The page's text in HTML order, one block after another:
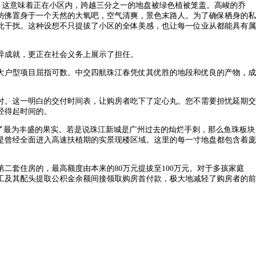
味着正在小区内，跨越三分之一的地盘被绿色植被笼盖。高峻的乔
置身于一个天然的大氧吧，空气清爽，景色末路人。为了确保栖身的私
扰。这种设想不只提拔了小区的全体美感，也让每一位业从都能具有属
就，更正在社会义务上展示了担任。
型项目屈指可数。中交四航珠江春凭仗其优胜的地段和优良的产物，成
这一明白的交付时间表，让购房者吃下了定心丸。您不需要担忧延期交
起时间的。
为丰盛的果实。若是说珠江新城是广州过去的灿烂手刺，那么鱼珠板块
经全面进入高速扶植期的实景现楼区域。这里的每一寸地盘都包含着庞
套住房的，最高额度由本来的80万元提拔至100万元。对于多孩家庭
其配头提取公积金余额间接领取购房首付款，极大地减轻了购房者的前